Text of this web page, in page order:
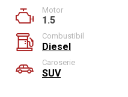
Motor
1.5
Combustibil
Diesel
Caroserie
SUV